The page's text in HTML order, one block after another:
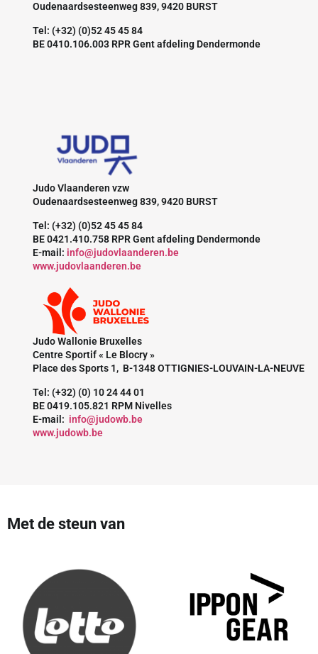
Oudenaardsesteenweg 839, 9420 BURST
Tel: (+32) (0)52 45 45 84
BE 0410.106.003 RPR Gent afdeling Dendermonde
Judo Vlaanderen vzw
Oudenaardsesteenweg 839, 9420 BURST
Tel: (+32) (0)52 45 45 84
BE 0421.410.758 RPR Gent afdeling Dendermonde
E-mail: info@judovlaanderen.be
www.judovlaanderen.be
Judo Wallonie Bruxelles
Centre Sportif « Le Blocry »
Place des Sports 1, B-1348 OTTIGNIES-LOUVAIN-LA-NEUVE
Tel: (+32) (0) 10 24 44 01
BE 0419.105.821 RPM Nivelles
E-mail: info@judowb.be
www.judowb.be
Met de steun van